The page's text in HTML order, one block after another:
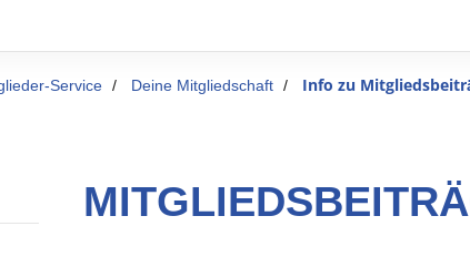
Service Deine Mitgliedschaft Info zu